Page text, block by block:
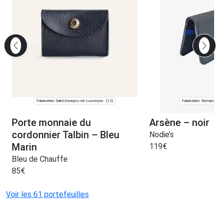
Fabrication: Saint-Georges-de-Luzençon (12)
Porte monnaie du
cordonnier Talbin – Bleu
Marin
Bleu de Chauffe
85€
Fabrication: Romans-
Arsène – noir
Nodie’s
119€
Voir les 61 portefeuilles